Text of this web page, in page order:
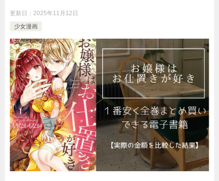
更新日： 2025年11月12日
少女漫画